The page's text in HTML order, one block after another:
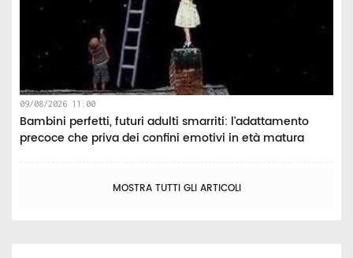
09/08/2026 11:00
Bambini perfetti, futuri adulti smarriti: l'adattamento
precoce che priva dei confini emotivi in età matura
MOSTRA TUTTI GLI ARTICOLI